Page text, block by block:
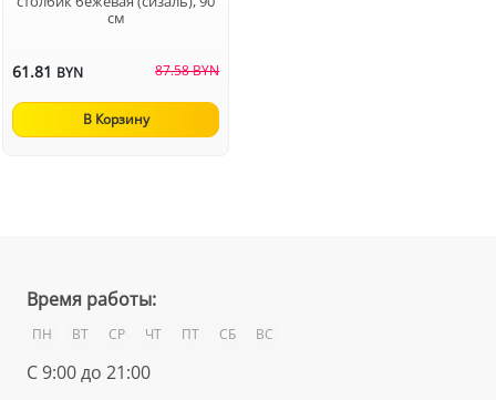
см
61.81 BYN 87.58 BYN
В Корзину
Время работы:
ПН ВТ СР ЧТ ПТ СБ ВС
С 9:00 до 21:00